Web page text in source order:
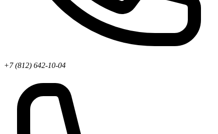
+7 (812) 642-10-04